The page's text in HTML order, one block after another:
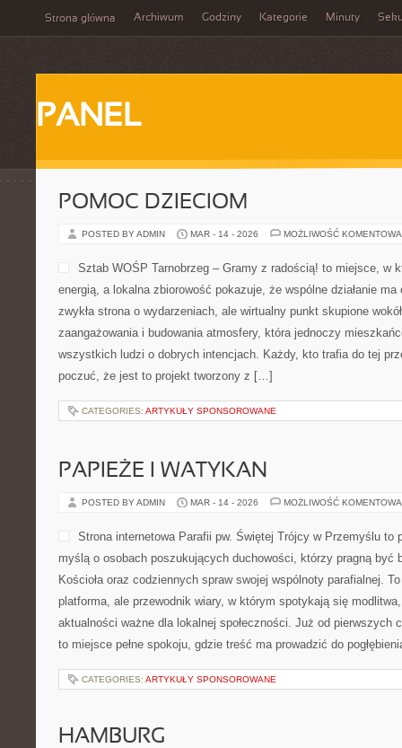
Strona główna Archiwum Godziny Kategorie Minuty
PANEL
POMOC DZIECIOM
POSTED BY ADMIN MAR - 14 - 2026 MOŻLIWOŚĆ
Sztab WOŚP Tarnobrzeg – Gramy z radością! to miejsce, w
energią, a lokalna zbiorowość pokazuje, że wspólne działanie
zwykła strona o wydarzeniach, ale wirtualny punkt skupione
zaangażowania i budowania atmosfery, która jednoczy
wszystkich ludzi o dobrych intencjach. Każdy, kto trafia do tej
poczuć, że jest to projekt tworzony z […]
CATEGORIES: ARTYKUŁY SPONSOROWANE
PAPIEŻE I WATYKAN
POSTED BY ADMIN MAR - 14 - 2026 MOŻLIWOŚĆ
Strona internetowa Parafii pw. Świętej Trójcy w Przemyślu to
myślą o osobach poszukujących duchowości, którzy pragną być
Kościoła oraz codziennych spraw swojej wspólnoty parafialnej.
platforma, ale przewodnik wiary, w którym spotykają się
aktualności ważne dla lokalnej społeczności. Już od pierwszych
to miejsce pełne spokoju, gdzie treść ma prowadzić do
CATEGORIES: ARTYKUŁY SPONSOROWANE
HAMBURG